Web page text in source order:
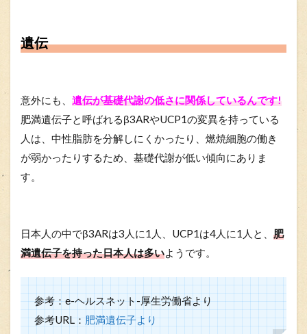
遺伝
意外にも、 遺伝が基礎代謝の低さに関係しているんです!
肥満遺伝子と呼ばれるβ3ARやUCP1の変異を持っている
人は、中性脂肪を分解しにくかったり、燃焼細胞の働き
が弱かったりするため、基礎代謝が低い傾向にありま
す。
日本人の中でβ3ARは3人に1人、UCP1は4人に1人と、 肥
満遺伝子を持った日本人は多いようです。
参考：e-ヘルスネット-厚生労働省より
参考URL：肥満遺伝子より